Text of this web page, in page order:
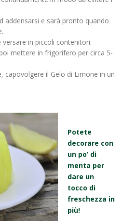
addensarsi e sarà pronto quando
versare in piccoli contenitori.
mettere in frigorifero per circa 5-
capovolgere il Gelo di Limone in un
Potete
decorare con
un po’ di
menta per
dare un
tocco di
freschezza in
più!